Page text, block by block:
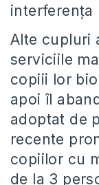
interferenţa
Alte cupluri
serviciile
copiii lor
apoi îl
adoptat de
recente
copiilor cu
de la 3